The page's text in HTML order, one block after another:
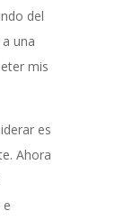
del
una
mis
es
Ahora